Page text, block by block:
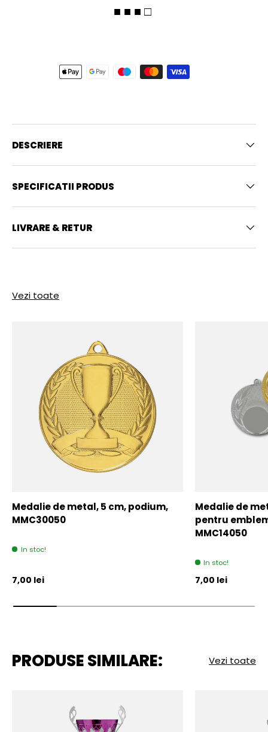
■ ■ ■ □
DESCRIERE
SPECIFICATII PRODUS
LIVRARE & RETUR
Vezi toate
Medalie de metal, 5 cm, podium,
MMC30050
In stoc!
Pret initial
7,00 lei
Medalie de
pentru
MMC14050
In stoc!
Pret initial
7,00 lei
PRODUSE SIMILARE: Vezi toate